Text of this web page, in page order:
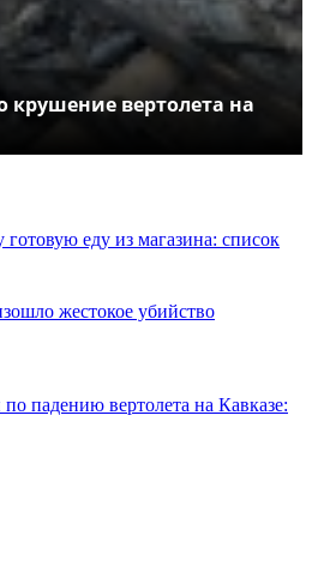
крушение вертолета на
готовую еду из магазина: список
жестокое убийство
падению вертолета на Кавказе: